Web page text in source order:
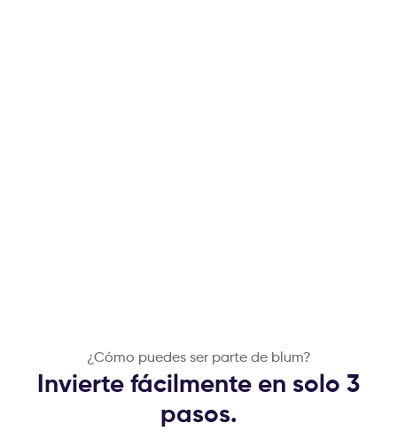
¿Cómo puedes ser parte de blum?
Invierte fácilmente en solo 3
pasos.